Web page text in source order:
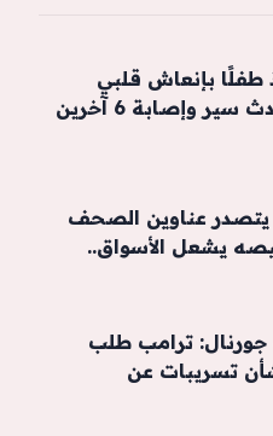
بإنعاش قلبي
رئوي بعد حادث سير وإصابة 6 آخرين
عناوين الصحف
يشعل الأسواق..
ترامب طلب
تسريبات عن
الذخيرة المرتبطة